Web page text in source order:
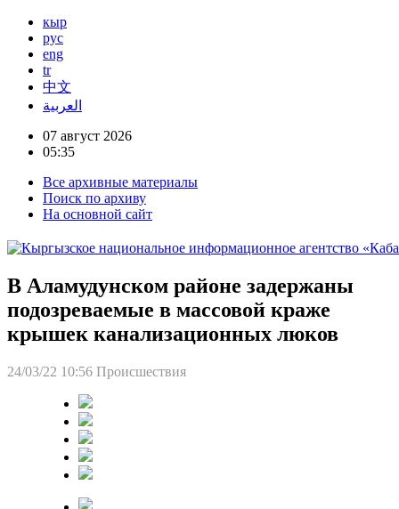
кыр
рус
eng
tr
中文
العربية
07 август 2026
05:35
Все архивные материалы
Поиск по архиву
На основной сайт
В Аламудунском районе задержаны
подозреваемые в массовой краже
крышек канализационных люков
24/03/22 10:56 Происшествия